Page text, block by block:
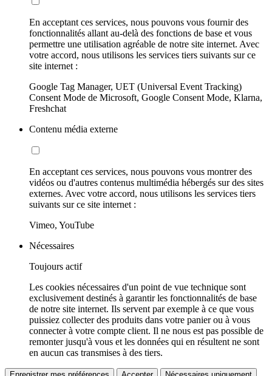
En acceptant ces services, nous pouvons vous fournir des
fonctionnalités allant au-delà des fonctions de base et vous
permettre une utilisation agréable de notre site internet. Avec
votre accord, nous utilisons les services tiers suivants sur ce
site internet :
Google Tag Manager, UET (Universal Event Tracking)
Consent Mode de Microsoft, Google Consent Mode, Klarna,
Freshchat
Contenu média externe
En acceptant ces services, nous pouvons vous montrer des
vidéos ou d'autres contenus multimédia hébergés sur des sites
externes. Avec votre accord, nous utilisons les services tiers
suivants sur ce site internet :
Vimeo, YouTube
Nécessaires
Toujours actif
Les cookies nécessaires d'un point de vue technique sont
exclusivement destinés à garantir les fonctionnalités de base
de notre site internet. Ils servent par exemple à ce que vous
puissiez collecter des produits dans votre panier ou à vous
connecter à votre compte client. Il ne nous est pas possible de
remonter jusqu'à vous et les données qui en résultent ne sont
en aucun cas transmises à des tiers.